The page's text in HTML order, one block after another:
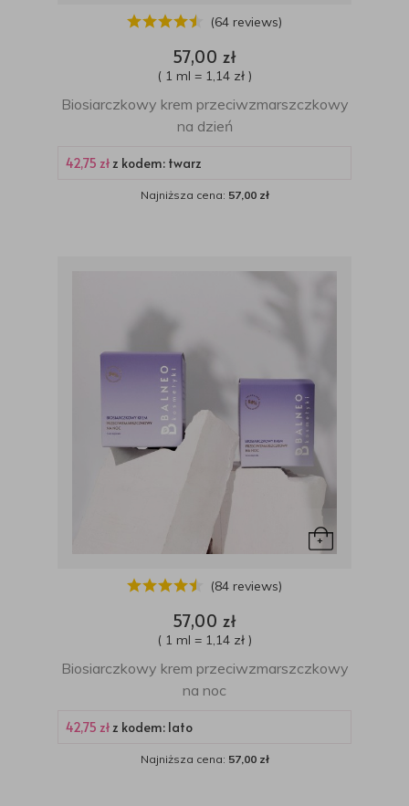
(64 reviews)
57,00 zł
( 1 ml = 1,14 zł )
Biosiarczkowy krem przeciwzmarszczkowy
na dzień
42,75 złz kodem: twarz
Najniższa cena: 57,00 zł
(84 reviews)
57,00 zł
( 1 ml = 1,14 zł )
Biosiarczkowy krem przeciwzmarszczkowy
na noc
42,75 złz kodem: lato
Najniższa cena: 57,00 zł